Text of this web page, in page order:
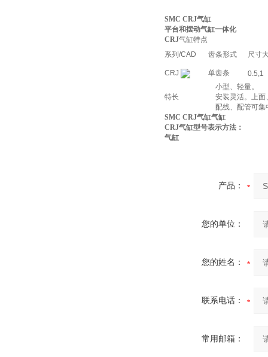
SMC CRJ气缸
平台和摆动气缸一体化
CRJ气缸特点
系列/CAD
齿条形式 尺寸
CRJ 单齿条 0.5,1
特长
小型、轻量。
安装灵活。上面
配线、配管可
SMC CRJ气缸气缸
CRJ气缸型号表示方法：
气缸
产品：
您的单位：
您的姓名：
联系电话：
常用邮箱：